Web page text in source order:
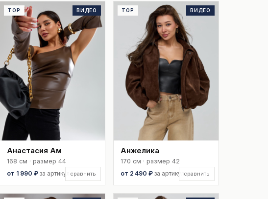
сравнить
TOP ВИДЕО
Анастасия Ам
168 см · размер 44
от 1 990 ₽ за артикул сравнить
TOP ВИДЕО
Анжелика
170 см · размер 42
от 2 490 ₽ за артикул